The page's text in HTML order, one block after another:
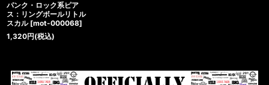
パンク・ロック系ピア
ス：リングボールリトル
スカル [mot-000068]
1,320円(税込)